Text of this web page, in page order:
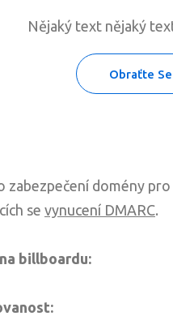
Nějaký text nějaký
Obraťte
zabezpečení domény
se vynucení DMARC.
billboardu: